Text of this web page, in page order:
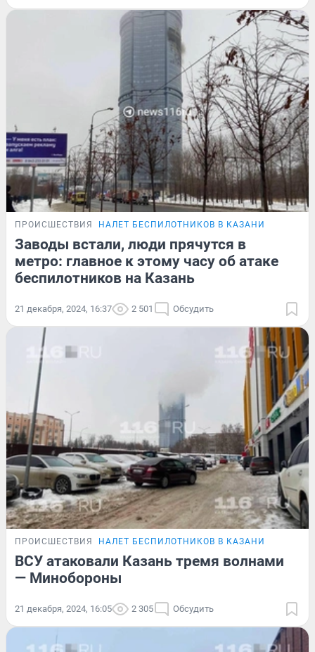
ПРОИСШЕСТВИЯ НАЛЕТ БЕСПИЛОТНИКОВ В КАЗАНИ
Заводы встали, люди прячутся в
метро: главное к этому часу об атаке
беспилотников на Казань
21 декабря, 2024, 16:37 2 501 Обсудить
ПРОИСШЕСТВИЯ НАЛЕТ БЕСПИЛОТНИКОВ В КАЗАНИ
ВСУ атаковали Казань тремя волнами
— Минобороны
21 декабря, 2024, 16:05 2 305 Обсудить